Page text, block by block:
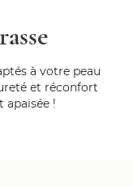
à votre peau
et réconfort
apaisée !